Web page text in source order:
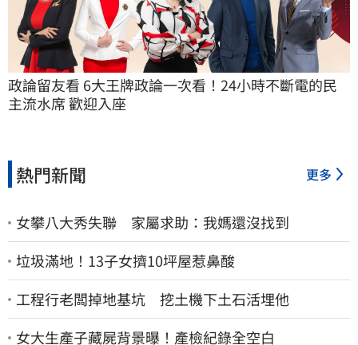
政論留友看 6大王牌政論一次看！24小時不斷電的民
主流水席 歡迎入座
熱門新聞 更多
女攀八大秀失聯 家屬求助：我媽還沒找到
垃圾滿地！13子女擠10坪屋惹鼻酸
工程行老闆掉地基坑 挖土機下土石活埋他
女大生產子藏屍背景曝！產檢紀錄全空白